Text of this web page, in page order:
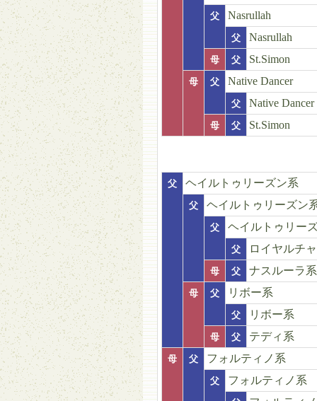
父 Nasrullah
父 Nasrullah
母 父 St.Simon
母 父 Native Dancer
父 Native Dancer
母 父 St.Simon
父 ヘイルトゥリーズン系
父 ヘイルトゥリーズン
父 ヘイルトゥリー
父 ロイヤルチ
母 父 ナスルーラ系
母 父 リボー系
父 リボー系
母 父 テディ系
母 父 フォルティノ系
父 フォルティノ系